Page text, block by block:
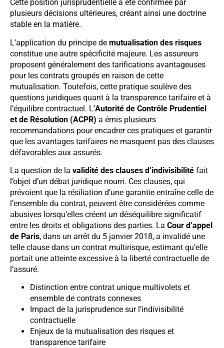
Cette position jurisprudentielle a été confirmée par
plusieurs décisions ultérieures, créant ainsi une doctrine
stable en la matière.
L’application du principe de mutualisation des risques
constitue une autre spécificité majeure. Les assureurs
proposent généralement des tarifications avantageuses
pour les contrats groupés en raison de cette
mutualisation. Toutefois, cette pratique soulève des
questions juridiques quant à la transparence tarifaire et à
l’équilibre contractuel. L’Autorité de Contrôle Prudentiel
et de Résolution (ACPR) a émis plusieurs
recommandations pour encadrer ces pratiques et garantir
que les avantages tarifaires ne masquent pas des clauses
défavorables aux assurés.
La question de la validité des clauses d’indivisibilité fait
l’objet d’un débat juridique nourri. Ces clauses, qui
prévoient que la résiliation d’une garantie entraîne celle de
l’ensemble du contrat, peuvent être considérées comme
abusives lorsqu’elles créent un déséquilibre significatif
entre les droits et obligations des parties. La Cour d’appel
de Paris, dans un arrêt du 5 janvier 2018, a invalidé une
telle clause dans un contrat multirisque, estimant qu’elle
portait une atteinte excessive à la liberté contractuelle de
l’assuré.
Distinction entre contrat unique multivolets et
ensemble de contrats connexes
Impact de la jurisprudence sur l’indivisibilité
contractuelle
Enjeux de la mutualisation des risques et
transparence tarifaire